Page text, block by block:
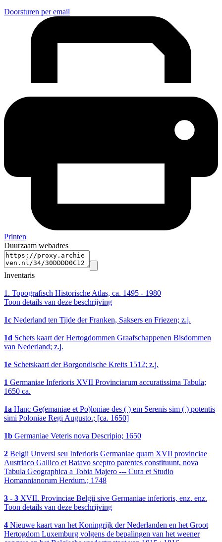
Doorsturen per email
Printen
Duurzaam webadres
Inventaris
1. Topografisch Historische Atlas, ca. 1495 - 1980
Toon details van deze beschrijving
1c Nederland ten Tijde der Franken, Saksers en Friezen; z.j.
1d Schets kaart der Hertogdommen Graafschappenen Bisdommen
van Nederland; z.j.
1e Schetskaart der Borgondische Kreits 1512; z.j.
1 Germaniae Inferioris XVII Provinciarum accuratissima Tabula;
1650 ca.
1a Hanc Ge(emaniae et Po)loniae des ( ) em Serenis sim ( ) potentis
simi Poloniae Regi Augusto.; [ca. 1650]
1b Germaniae Veteris nova Descripio; 1650
2 Belgii Unversi seu Inferioris Germaniae quam XVII provinciae
Austriaco Gallico et Batavo sceptro parentes constituunt, nova
Tabula Geographica a Tobia Majero --- Cura et Studio
Homannianorum Herdum.; 1748
3 - 3 XVII. Provinciae Belgii sive Germaniae inferioris, enz. enz.
Toon details van deze beschrijving
4 Nieuwe kaart van het Koningrijk der Nederlanden en het Groot
Hertogdom Luxemburg volgens de bepalingen van het weener